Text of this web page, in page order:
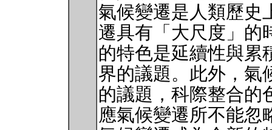
氣候變遷是人類歷史
遷具有「大尺度」的
的特色是延續性與累
界的議題。此外，氣
的議題，科際整合的
應氣候變遷所不能忽